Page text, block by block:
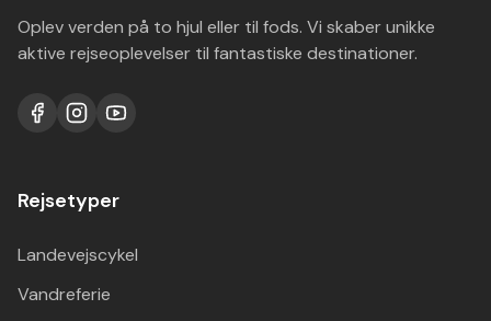
Oplev verden på to hjul eller til fods. Vi skaber unikke
aktive rejseoplevelser til fantastiske destinationer.
Rejsetyper
Landevejscykel
Vandreferie